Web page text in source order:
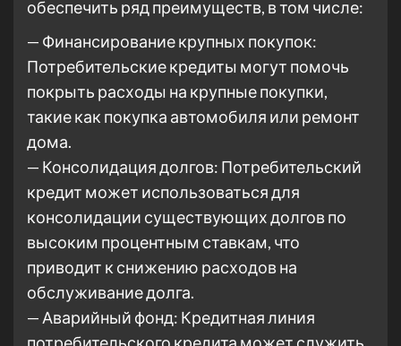
обеспечить ряд преимуществ, в том числе:
— Финансирование крупных покупок:
Потребительские кредиты могут помочь
покрыть расходы на крупные покупки,
такие как покупка автомобиля или ремонт
дома.
— Консолидация долгов: Потребительский
кредит может использоваться для
консолидации существующих долгов по
высоким процентным ставкам, что
приводит к снижению расходов на
обслуживание долга.
— Аварийный фонд: Кредитная линия